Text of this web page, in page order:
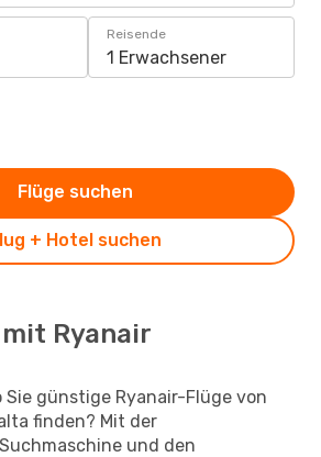
Reisende
1 Erwachsener
+ Hotel suchen
Flüge suchen
Ryanair
Sie günstige Ryanair-Flüge von
finden? Mit der
und den